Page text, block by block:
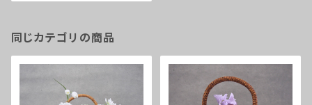
同じカテゴリの商品